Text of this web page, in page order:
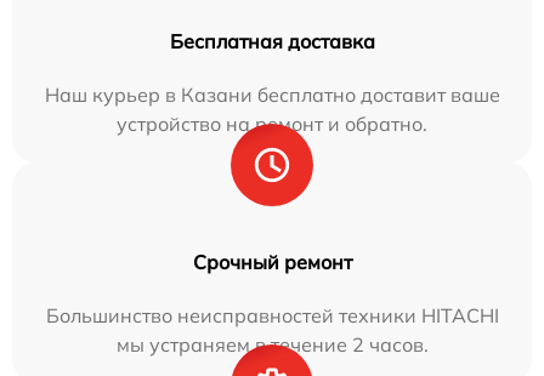
Бесплатная доставка
Наш курьер в Казани бесплатно доставит ваше
устройство на ремонт и обратно.
Срочный ремонт
Большинство неисправностей техники HITACHI
мы устраняем в течение 2 часов.